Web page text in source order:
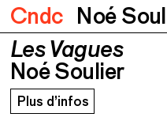
Cndc Noé
Les Vagues
Noé Soulier
Les Vagues
Noé Soulier
Plus d’infos